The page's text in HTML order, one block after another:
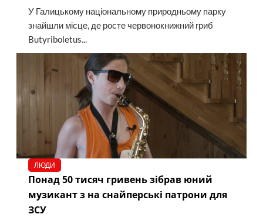
У Галицькому національному природньому парку
знайшли місце, де росте червонокнижний гриб
Butyriboletus...
ЛЮДИ
Понад 50 тисяч гривень зібрав юний
музикант з на снайперські патрони для
ЗСУ